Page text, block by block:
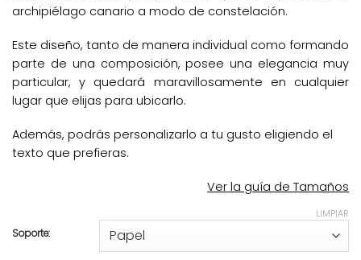
archipiélago canario a modo de constelación.
Este diseño, tanto de manera individual como formando
parte de una composición, posee una elegancia muy
particular, y quedará maravillosamente en cualquier
lugar que elijas para ubicarlo.
Además, podrás personalizarlo a tu gusto eligiendo el
texto que prefieras.
Ver la guía de Tamaños
Soporte:
LIMPIAR